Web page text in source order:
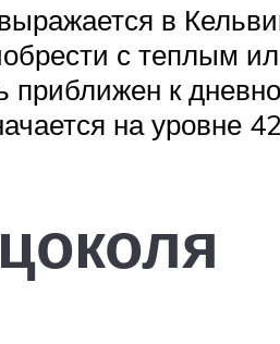
в
с теплым
приближен к
на уровне